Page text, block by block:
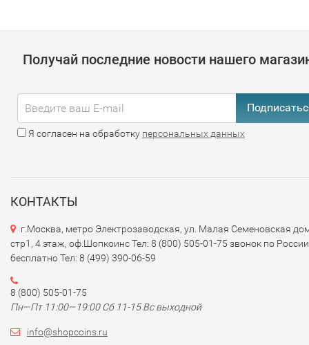
Получай последние новости нашего
Я согласен на обработку персональных данных
КОНТАКТЫ
г.Москва, метро Электрозаводская, ул. Малая Семеновская
стр1, 4 этаж, оф.Шопкоинс Тел: 8 (800) 505-01-75 звонок по России
бесплатно Тел: 8 (499) 390-06-59
8 (800) 505-01-75
Пн—Пт 11:00—19:00 Сб 11-15 Вс выходной
info@shopcoins.ru